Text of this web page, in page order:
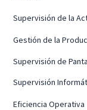
Supervisión de la
Gestión de la
Supervisión de
Supervisión
Eficiencia Operativa